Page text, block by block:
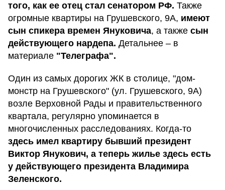
того, как ее отец стал сенатором РФ. Также
огромные квартиры на Грушевского, 9А, имеют
сын спикера времен Януковича, а также сын
действующего нардепа. Детальнее – в
материале "Телеграфа".
Один из самых дорогих ЖК в столице, "дом-
монстр на Грушевского" (ул. Грушевского, 9А)
возле Верховной Рады и правительственного
квартала, регулярно упоминается в
многочисленных расследованиях. Когда-то
здесь имел квартиру бывший президент
Виктор Янукович, а теперь жилье здесь есть
у действующего президента Владимира
Зеленского.